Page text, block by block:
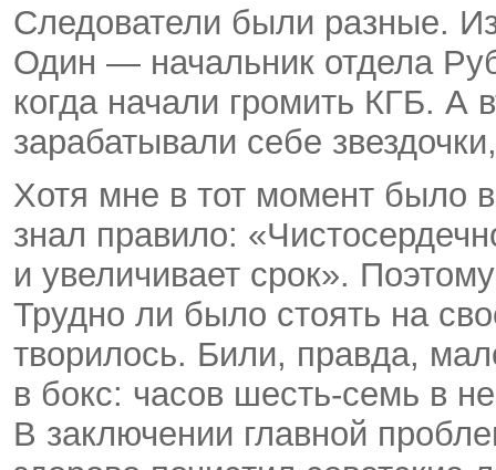
Следователи были разные.
Один — начальник отдела
когда начали громить КГБ.
зарабатывали себе
Хотя мне в тот момент было
знал правило:
и увеличивает срок».
Трудно ли было стоять на
творилось. Били, правда,
в бокс: часов шесть-семь в
В заключении главной